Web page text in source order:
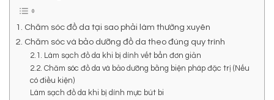
1. Chăm sóc đồ da tại sao phải làm thường xuyên
2. Chăm sóc và bảo dưỡng đồ da theo đúng quy trình
2.1. Làm sạch đồ da khi bị dính vết bẩn đơn giản
2.2. Chăm sóc đồ da và bảo dưỡng bằng biện pháp đặc trị (Nếu
có điều kiện)
Làm sạch đồ da khi bị dính mực bút bi